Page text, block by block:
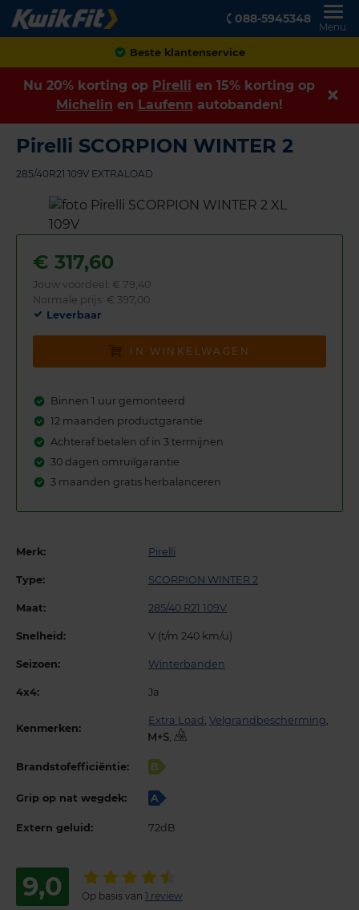
088-5945348
Menu
Achteraf betalen
Nu 20% korting op Pirelli en 15% korting op
Michelin en Laufenn autobanden!
Pirelli SCORPION WINTER 2
285/40R21 109V EXTRALOAD
€ 317,60
Jouw voordeel: € 79,40
Normale prijs: € 397,00
Leverbaar
IN WINKELWAGEN
Binnen 1 uur gemonteerd
12 maanden productgarantie
Achteraf betalen of in 3 termijnen
30 dagen omruilgarantie
3 maanden gratis herbalanceren
Merk: Pirelli
Type: SCORPION WINTER 2
Maat: 285/40 R21 109V
Snelheid: V (t/m 240 km/u)
Seizoen: Winterbanden
4x4: Ja
Kenmerken:
Extra Load Velgrandbescherming
,
Brandstofefficiëntie: B
Grip op nat wegdek: A
Extern geluid: 72dB
9,0 Op basis van 1 review